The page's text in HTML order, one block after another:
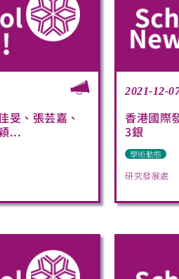
旻、張芸嘉、
...
2021-12-
香港國際
3銀
學術動態
研究發展處